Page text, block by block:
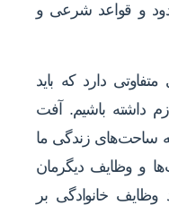
و قواعد شرعی و
دارد که باید
داشته باشیم. آفت
ساحت‌های زندگی ما
و وظایف دیگرمان
وظایف خانوادگی بر